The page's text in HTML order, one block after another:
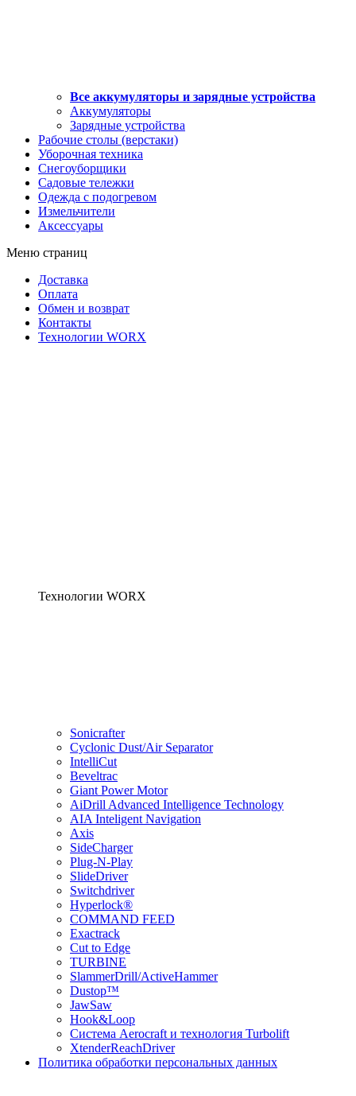
Все аккумуляторы и зарядные устройства
Аккумуляторы
Зарядные устройства
Рабочие столы (верстаки)
Уборочная техника
Снегоуборщики
Садовые тележки
Одежда с подогревом
Измельчители
Аксессуары
Меню страниц
Доставка
Оплата
Обмен и возврат
Контакты
Технологии WORX
Технологии WORX
Sonicrafter
Cyclonic Dust/Air Separator
IntelliCut
Beveltrac
Giant Power Motor
AiDrill Advanced Intelligence Technology
AIA Inteligent Navigation
Axis
SideCharger
Plug-N-Play
SlideDriver
Switchdriver
Hyperlock®
COMMAND FEED
Exactrack
Cut to Edge
TURBINE
SlammerDrill/ActiveHammer
Dustop™
JawSaw
Hook&Loop
Cистема Aerocraft и технология Turbolift
XtenderReachDriver
Политика обработки персональных данных